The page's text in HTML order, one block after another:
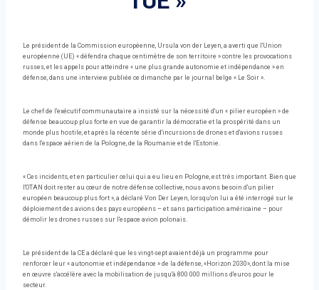
Le président de la Commission européenne, Ursula von der Leyen, a averti que l'Union
européenne (UE) « défendra chaque centimètre de son territoire » contre les provocations
russes, et les appels pour atteindre « une plus grande autonomie et indépendance » en
défense, dans une interview publiée ce dimanche par le journal belge « Le Soir ».
Le chef de l'exécutif communautaire a insisté sur la nécessité d'un « pilier européen » de
défense beaucoup plus forte en vue de garantir la démocratie et la prospérité dans un
monde plus hostile, et après la récente série d'incursions de drones et d'avions russes
dans l'espace aérien de la Pologne, de la Roumanie et de l'Estonie.
« Ces incidents, et en particulier celui qui a eu lieu en Pologne, est très important. Bien que
l'OTAN doit rester au cœur de notre défense collective, nous avons besoin d'un pilier
européen beaucoup plus fort », a déclaré Von Der Leyen, lorsqu'on lui a été interrogé sur le
déploiement des avions des pays européens – et sans participation américaine – pour
démolir les drones russes sur l'espace avion polonais.
Le président de la CE a déclaré que les vingt-sept avaient déjà un programme pour
renforcer leur « autonomie et indépendance » de la défense, «Horizon 2030», dont la mise
en œuvre s'accélère avec la mobilisation de jusqu'à 800 000 millions d'euros pour le
secteur.